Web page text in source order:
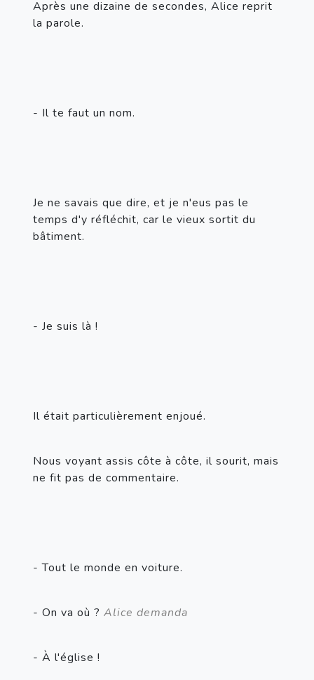
Après une dizaine de secondes, Alice reprit
la parole.
- Il te faut un nom.
Je ne savais que dire, et je n'eus pas le
temps d'y réfléchit, car le vieux sortit du
bâtiment.
- Je suis là !
Il était particulièrement enjoué.
Nous voyant assis côte à côte, il sourit, mais
ne fit pas de commentaire.
- Tout le monde en voiture.
- On va où ? Alice demanda
- À l'église !